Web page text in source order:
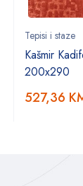
Tepisi i staze
Kašmir
200x290
527,36